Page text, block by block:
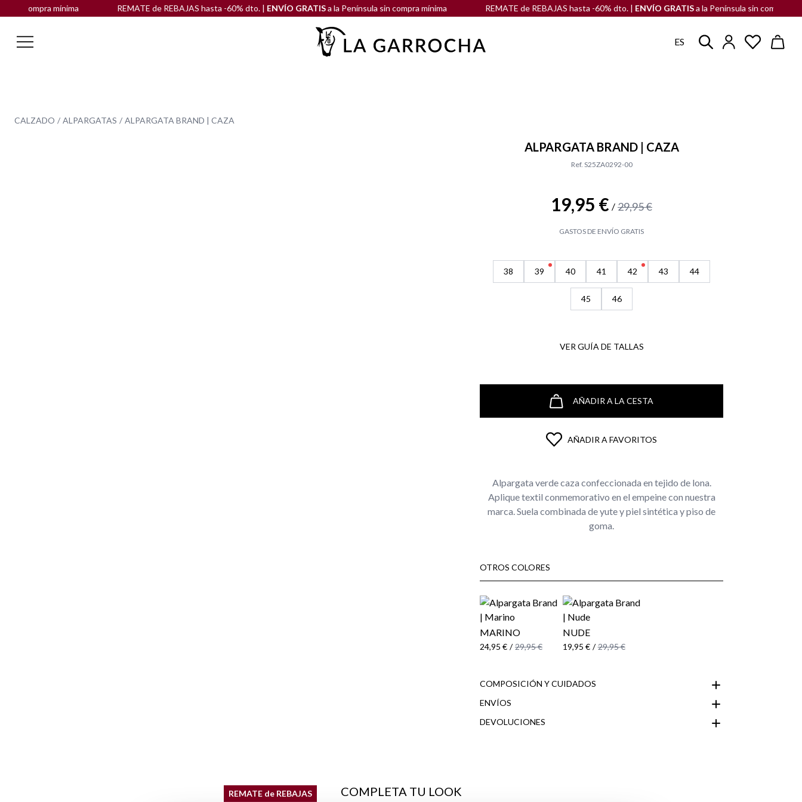
mínima REMATE de REBAJAS hasta -60% dto. |ENVÍO GRATISa la Península sin compra mínima REMATE de REBAJAS hasta -60% dto. |ENVÍO GRATISa la Península sin compra mínima
ES
CALZADO ALPARGATAS ALPARGATA BRAND | CAZA
ALPARGATA BRAND | CAZA
Ref. S25ZA0292-00
19,95 € / 29,95 €
GASTOS DE ENVÍO GRATIS
38 39 40 41 42 43 44
45 46
VER GUÍA DE TALLAS
AÑADIR A LA CESTA
AÑADIR A FAVORITOS
Alpargata verde caza confeccionada en tejido de lona.
Aplique textil conmemorativo en el empeine con nuestra
marca. Suela combinada de yute y piel sintética y piso de
goma.
OTROS COLORES
MARINO
24,95 € / 29,95 €
NUDE
19,95 € / 29,95 €
COMPOSICIÓN Y CUIDADOS
ENVÍOS
DEVOLUCIONES
COMPLETA TU LOOK
REMATE de REBAJAS